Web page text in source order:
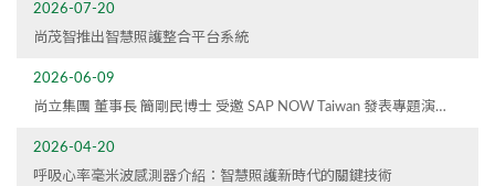
2026-07-20
尚茂智推出智慧照護整合平台系統
2026-06-09
尚立集團 董事長 簡剛民博士 受邀 SAP NOW Taiwan 發表專題演
2026-04-20
呼吸心率毫米波感測器介紹：智慧照護新時代的關鍵技術